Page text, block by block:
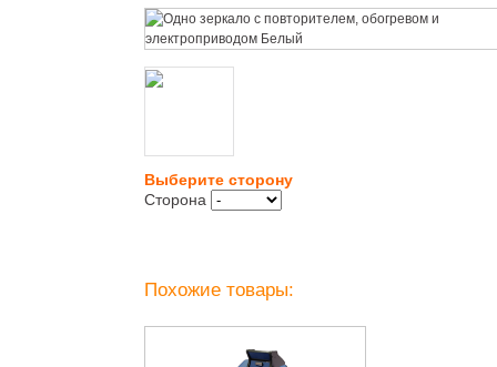
Выберите сторону
Сторона
Похожие товары: